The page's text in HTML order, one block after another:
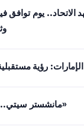
الاتحاد.. يوم توافق
مانشستر سيتي.. «الصفقة الخامسة»